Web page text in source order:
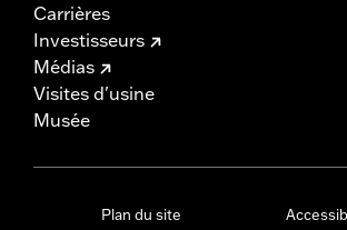
Carrières
Investisseurs
Médias
Visites d'usine
Musée
Plan du site